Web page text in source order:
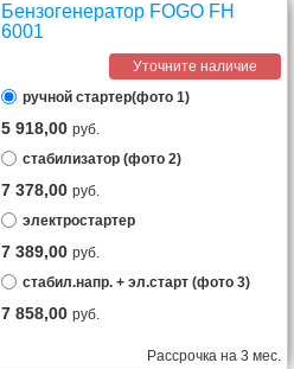
Бензогенератор FOGO FH
6001
Уточните наличие
ручной стартер(фото 1)
5 918,00руб.
стабилизатор (фото 2)
7 378,00руб.
электростартер
7 389,00руб.
стабил.напр. + эл.старт (фото 3)
7 858,00руб.
Рассрочка на 3 мес.